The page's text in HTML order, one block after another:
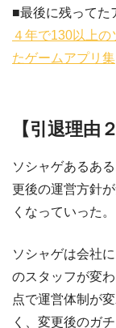
■最後に残ってた
４年で130以上
たゲームアプリ集
【引退理由
ソシャゲあるあ
更後の運営方針
くなっていった。
ソシャゲは会社
のスタッフが変
点で運営体制が
く、変更後のガ